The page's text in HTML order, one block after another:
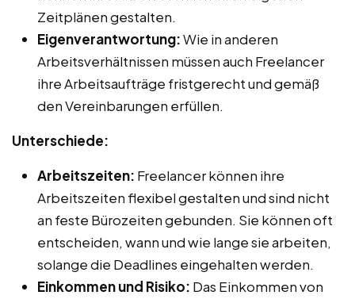
Zeitplänen gestalten.
Eigenverantwortung:Wie in anderen
Arbeitsverhältnissen müssen auch Freelancer
ihre Arbeitsaufträge fristgerecht und gemäß
den Vereinbarungen erfüllen.
Unterschiede:
Arbeitszeiten: Freelancer können ihre
Arbeitszeiten flexibel gestalten und sind nicht
an feste Bürozeiten gebunden. Sie können oft
entscheiden, wann und wie lange sie arbeiten,
solange die Deadlines eingehalten werden.
Einkommen und Risiko: Das Einkommen von